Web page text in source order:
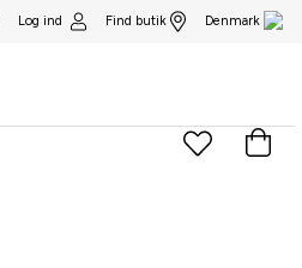
Log ind Find butik Denmark